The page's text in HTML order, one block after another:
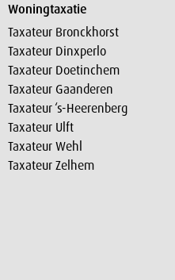
Woningtaxatie
Taxateur Bronckhorst
Taxateur Dinxperlo
Taxateur Doetinchem
Taxateur Gaanderen
Taxateur ‘s-Heerenberg
Taxateur Ulft
Taxateur Wehl
Taxateur Zelhem